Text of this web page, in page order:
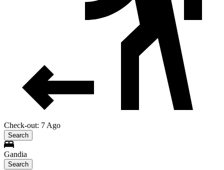
Check-out: 7 Ago
Search
Gandia
Search